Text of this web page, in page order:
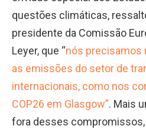
questões climáticas,
presidente da Comissão
Leyer, que “nós precisamos
as emissões do setor de
internacionais, como nos
COP26 em Glasgow”. Mais
fora desses